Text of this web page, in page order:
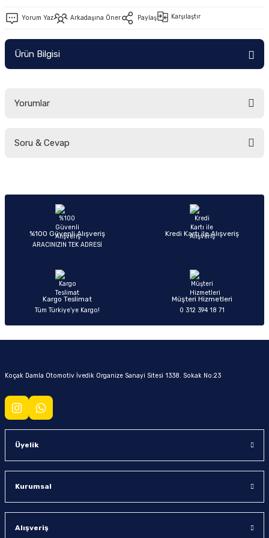
Ön/Arka Takımlar
Yorum Yaz Arkadaşına Öner Paylaş Karşılaştır
Ürün Bilgisi
Yorumlar
Soru & Cevap
Ürün hakkında henüz soru sorulmamış.
%100 Güvenli Alışveriş
ARACINIZIN TEK ADRESİ
Kredi Kartı ile Alışveriş
Kargo Teslimat
Tüm Türkiye’ye Kargo!
Müşteri Hizmetleri
0 312 394 18 71
Koçak Damla Otomotiv İvedik Organize Sanayi Sitesi 1338. Sokak No:23
Üyelik
Kurumsal
Alışveriş